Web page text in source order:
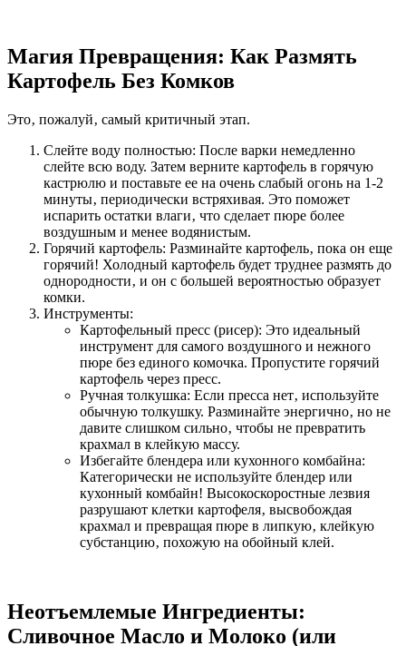
Магия Превращения: Как Размять
Картофель Без Комков
Это‚ пожалуй‚ самый критичный этап.
Слейте воду полностью: После варки немедленно
слейте всю воду. Затем верните картофель в горячую
кастрюлю и поставьте ее на очень слабый огонь на 1-2
минуты‚ периодически встряхивая. Это поможет
испарить остатки влаги‚ что сделает пюре более
воздушным и менее водянистым.
Горячий картофель: Разминайте картофель‚ пока он еще
горячий! Холодный картофель будет труднее размять до
однородности‚ и он с большей вероятностью образует
комки.
Инструменты:
Картофельный пресс (рисер): Это идеальный
инструмент для самого воздушного и нежного
пюре без единого комочка. Пропустите горячий
картофель через пресс.
Ручная толкушка: Если пресса нет‚ используйте
обычную толкушку. Разминайте энергично‚ но не
давите слишком сильно‚ чтобы не превратить
крахмал в клейкую массу.
Избегайте блендера или кухонного комбайна:
Категорически не используйте блендер или
кухонный комбайн! Высокоскоростные лезвия
разрушают клетки картофеля‚ высвобождая
крахмал и превращая пюре в липкую‚ клейкую
субстанцию‚ похожую на обойный клей.
Неотъемлемые Ингредиенты:
Сливочное Масло и Молоко (или